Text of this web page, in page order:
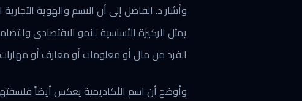
وأشار د. الفاضل إلى أن الاسم والهوية
يمثل الركيزة الأساسية للنمو الاقتصادي
الفرد من مال أو معلومات أو معارف أو
وأوضح أن اسم الأكاديمية يعكس أيضاً